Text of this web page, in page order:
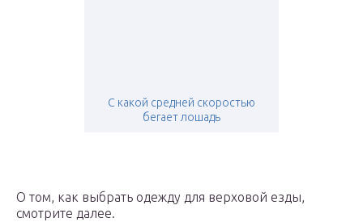
С какой средней скоростью
бегает лошадь
О том, как выбрать одежду для верховой езды,
смотрите далее.